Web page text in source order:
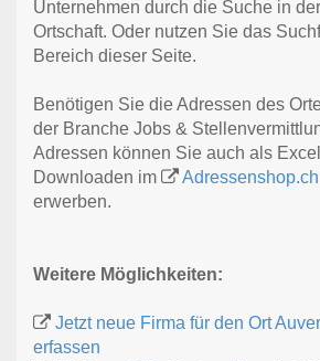
Unternehmen durch die Suche in
Ortschaft. Oder nutzen Sie das
Bereich dieser Seite.
Benötigen Sie die Adressen des
der Branche Jobs &
Adressen können Sie auch als
Downloaden im
Adressenshop.ch
erwerben.
Weitere Möglichkeiten:
Jetzt neue Firma für den Ort
erfassen